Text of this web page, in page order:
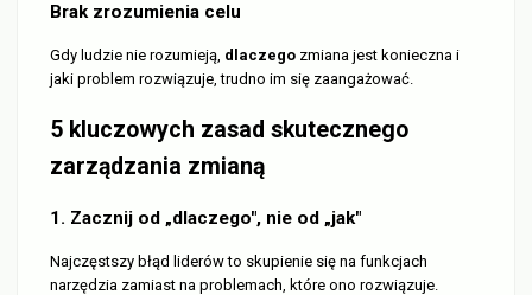
Brak zrozumienia celu
Gdy ludzie nie rozumieją, dlaczego zmiana jest konieczna i
jaki problem rozwiązuje, trudno im się zaangażować.
5 kluczowych zasad skutecznego
zarządzania zmianą
1. Zacznij od „dlaczego", nie od „jak"
Najczęstszy błąd liderów to skupienie się na funkcjach
narzędzia zamiast na problemach, które ono rozwiązuje.